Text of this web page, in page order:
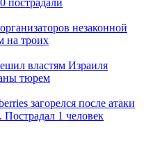
незаконной
на троих
властям Израиля
тюрем
загорелся после атаки
1 человек